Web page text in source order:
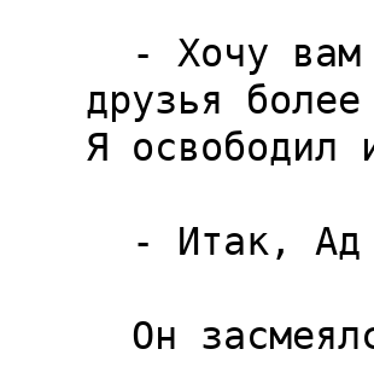
друзья
Я освободил